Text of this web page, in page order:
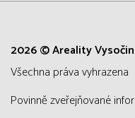
2026 © Areality
všechna práva vyhrazena
Povinně zveřejňované